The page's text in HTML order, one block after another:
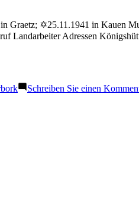
Graetz; ✡25.11.1941 in Kauen
Landarbeiter Adressen
Schreiben Sie einen